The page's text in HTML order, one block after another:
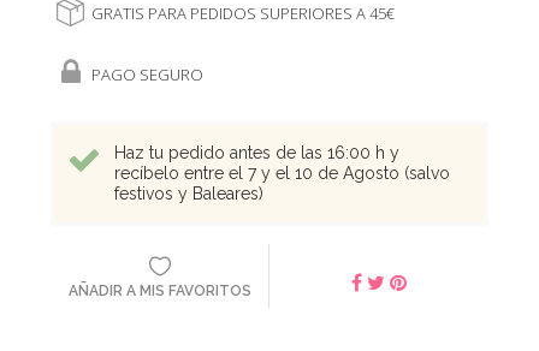
GRATIS PARA PEDIDOS SUPERIORES A 45€
PAGO SEGURO
Haz tu pedido antes de las 16:00 h y
recíbelo entre el 7 y el 10 de Agosto (salvo
festivos y Baleares)
AÑADIR A MIS FAVORITOS